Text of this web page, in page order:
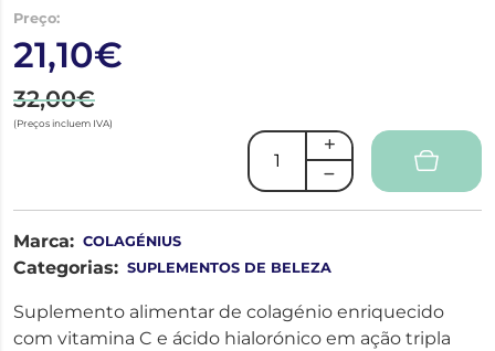
Preço:
21,10€
32,00€
(Preços incluem IVA)
Marca: COLAGÉNIUS
Categorias: SUPLEMENTOS DE BELEZA
Suplemento alimentar de colagénio enriquecido
com vitamina C e ácido hialorónico em ação tripla